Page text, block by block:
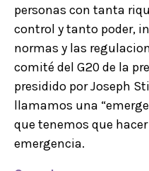
personas con tanta
control y tanto poder,
normas y las
comité del G20 de la
presidido por Joseph
llamamos una
que tenemos que
emergencia.